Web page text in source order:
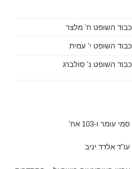
כבוד השופט ח' מלצר
כבוד השופט י' עמית
כבוד השופט נ' סולברג
סמי עומר ו-103 אח'
עו"ד אלדד יניב